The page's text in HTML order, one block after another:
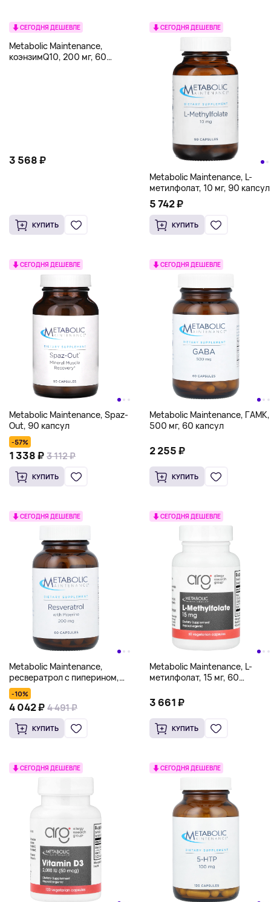
СЕГОДНЯ ДЕШЕВЛЕ
Metabolic Maintenance,
коэнзимQ10, 200 мг, 60
3 568 ₽
КУПИТЬ
СЕГОДНЯ ДЕШЕВЛЕ
Metabolic Maintenance, L-
метилфолат, 10 мг, 90 капсул
5 742 ₽
КУПИТЬ
СЕГОДНЯ ДЕШЕВЛЕ
Metabolic Maintenance, Spaz-
Out, 90 капсул
-57%
1 338 ₽ 3 112 ₽
КУПИТЬ
СЕГОДНЯ ДЕШЕВЛЕ
Metabolic Maintenance, ГАМК,
500 мг, 60 капсул
2 255 ₽
КУПИТЬ
СЕГОДНЯ ДЕШЕВЛЕ
Metabolic Maintenance,
ресвератрол с пиперином,
200 мг, 60 капсул
-10%
4 042 ₽ 4 491 ₽
КУПИТЬ
СЕГОДНЯ ДЕШЕВЛЕ
Metabolic Maintenance, L-
метилфолат, 15 мг, 60
3 661 ₽
КУПИТЬ
СЕГОДНЯ ДЕШЕВЛЕ СЕГОДНЯ ДЕШЕВЛЕ